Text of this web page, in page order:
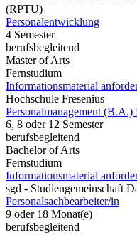
(RPTU)
Personalentwicklung
4 Semester
berufsbegleitend
Master of Arts
Fernstudium
Informationsmaterial
Hochschule Fresenius
Personalmanagement (B.A.)
6, 8 oder 12 Semester
berufsbegleitend
Bachelor of Arts
Fernstudium
Informationsmaterial
sgd - Studiengemeinschaft
Personalsachbearbeiter/in
9 oder 18 Monat(e)
berufsbegleitend